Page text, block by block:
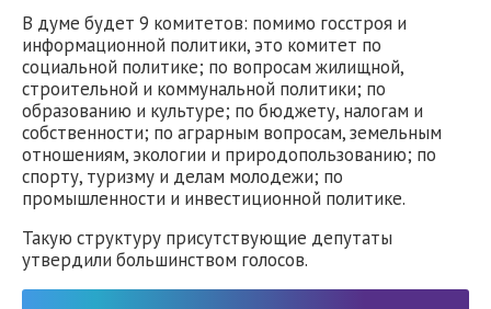
В думе будет 9 комитетов: помимо госстроя и
информационной политики, это комитет по
социальной политике; по вопросам жилищной,
строительной и коммунальной политики; по
образованию и культуре; по бюджету, налогам и
собственности; по аграрным вопросам, земельным
отношениям, экологии и природопользованию; по
спорту, туризму и делам молодежи; по
промышленности и инвестиционной политике.
Такую структуру присутствующие депутаты
утвердили большинством голосов.